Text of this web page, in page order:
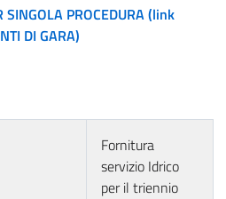
SINGOLA PROCEDURA (link
DI GARA)
Fornitura
servizio Idrico
per il triennio